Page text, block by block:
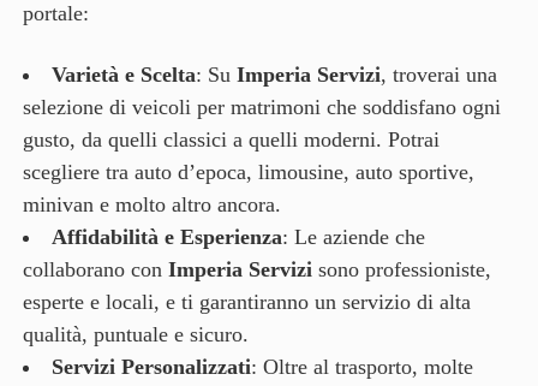
portale:
Varietà e Scelta: Su Imperia Servizi, troverai una
selezione di veicoli per matrimoni che soddisfano ogni
gusto, da quelli classici a quelli moderni. Potrai
scegliere tra auto d’epoca, limousine, auto sportive,
minivan e molto altro ancora.
Affidabilità e Esperienza: Le aziende che
collaborano con Imperia Servizisono professioniste,
esperte e locali, e ti garantiranno un servizio di alta
qualità, puntuale e sicuro.
Servizi Personalizzati: Oltre al trasporto, molte